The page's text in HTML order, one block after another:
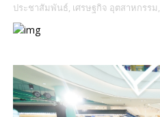
ประชาสัมพันธ์, เศรษฐกิจ อุตสาหกรรม,